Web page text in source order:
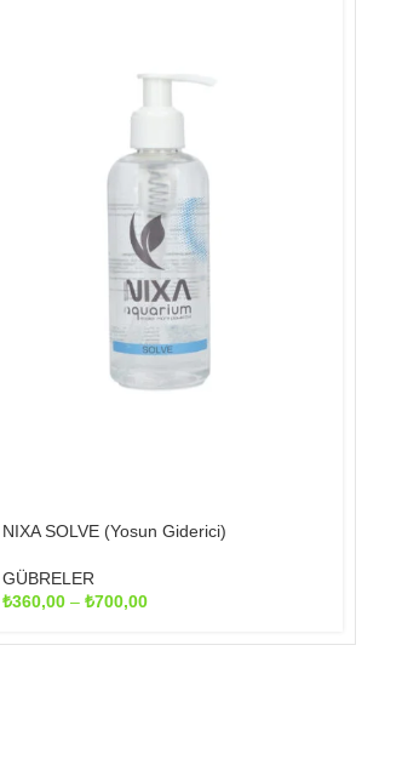
NIXA SOLVE (Yosun Giderici)
GÜBRELER
₺360,00 – ₺700,00Fiyat
₺360,00